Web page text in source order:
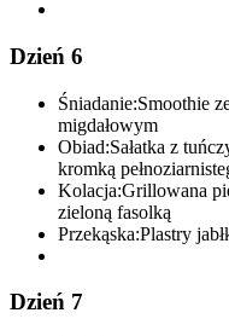
Dzień 6
Śniadanie:Smoothie
migdałowym
Obiad:Sałatka z
kromką
Kolacja:Grillowana
zieloną fasolką
Przekąska:Plastry
Dzień 7